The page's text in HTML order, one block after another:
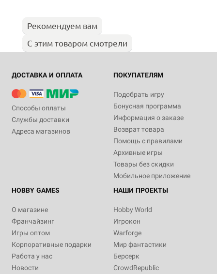
Рекомендуем вам
С этим товаром смотрели
ДОСТАВКА И ОПЛАТА
Способы оплаты
Службы доставки
Адреса магазинов
ПОКУПАТЕЛЯМ
Подобрать игру
Бонусная программа
Информация о заказе
Возврат товара
Помощь с правилами
Архивные игры
Товары без скидки
Мобильное приложение
HOBBY GAMES
О магазине
Франчайзинг
Игры оптом
Корпоративные подарки
Работа у нас
Новости
НАШИ ПРОЕКТЫ
Hobby World
Игрокон
Warforge
Мир фантастики
Берсерк
CrowdRepublic